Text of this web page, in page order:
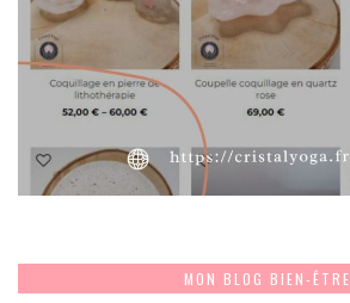
MON BLOG BIEN-ÊTRE